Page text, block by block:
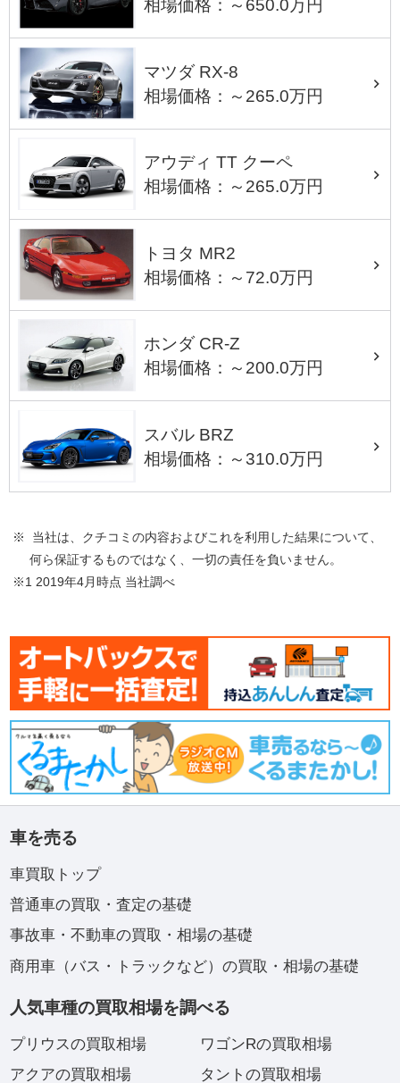
相場価格：～650.0万円
マツダ RX-8
相場価格：～265.0万円
アウディ TT クーペ
相場価格：～265.0万円
トヨタ MR2
相場価格：～72.0万円
ホンダ CR-Z
相場価格：～200.0万円
スバル BRZ
相場価格：～310.0万円
※ 当社は、クチコミの内容およびこれを利用した結果について、
何ら保証するものではなく、一切の責任を負いません。
※1 2019年4月時点 当社調べ
車を売る
車買取トップ
普通車の買取・査定の基礎
事故車・不動車の買取・相場の基礎
商用車（バス・トラックなど）の買取・相場の基礎
人気車種の買取相場を調べる
プリウスの買取相場
アクアの買取相場
ワゴンRの買取相場
タントの買取相場